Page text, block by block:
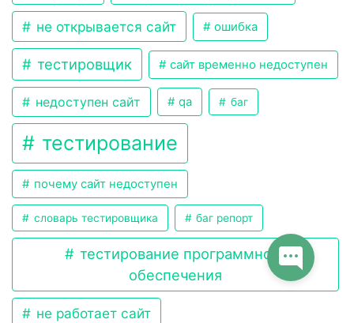
не открывается сайт ошибка
тестировщик сайт временно недоступен
недоступен сайт qa баг
тестирование
почему сайт недоступен
словарь тестировщика баг репорт
тестирование программного
обеспечения
не работает сайт